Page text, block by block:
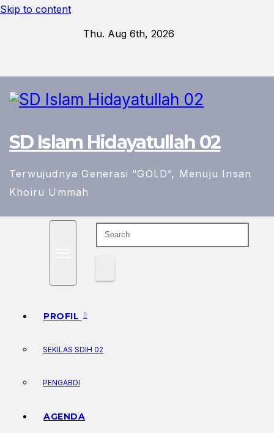
Skip to content
Thu. Aug 6th, 2026
SD Islam Hidayatullah 02
Terwujudnya Generasi “GOLD”, Menuju Insan
Khoiru Ummah
PROFIL
SEKILAS SDIH 02
PENGABDI
AGENDA